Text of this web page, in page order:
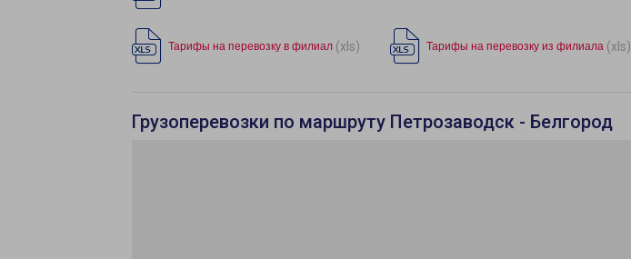
Тарифы на перевозку в филиал (xls) Тарифы на перевозку из филиала (xls)
Грузоперевозки по маршруту Петрозаводск - Белгород